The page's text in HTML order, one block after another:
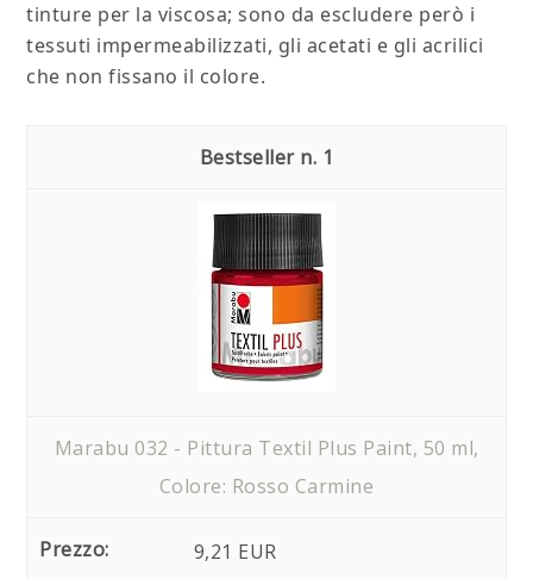
tinture per la viscosa; sono da escludere però i
tessuti impermeabilizzati, gli acetati e gli acrilici
che non fissano il colore.
1
Marabu 032 - Pittura Textil Plus Paint, 50 ml,
Colore: Rosso Carmine
9,21 EUR